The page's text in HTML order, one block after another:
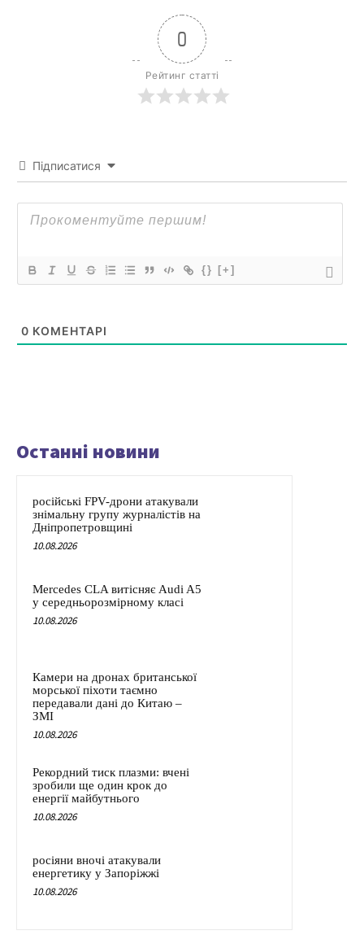
0
Рейтинг статті
Підписатися
{} [+]
0 КОМЕНТАРІ
Останні новини
російські FPV-дрони атакували
знімальну групу журналістів на
Дніпропетровщині
10.08.2026
Mercedes CLA витісняє Audi A5
у середньорозмірному класі
10.08.2026
Камери на дронах британської
морської піхоти таємно
передавали дані до Китаю –
ЗМІ
10.08.2026
Рекордний тиск плазми: вчені
зробили ще один крок до
енергії майбутнього
10.08.2026
росіяни вночі атакували
енергетику у Запоріжжі
10.08.2026